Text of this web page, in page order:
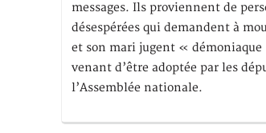
messages. Ils proviennent de
désespérées qui demandent à
et son mari jugent «
venant d’être adoptée par les
l’Assemblée nationale.